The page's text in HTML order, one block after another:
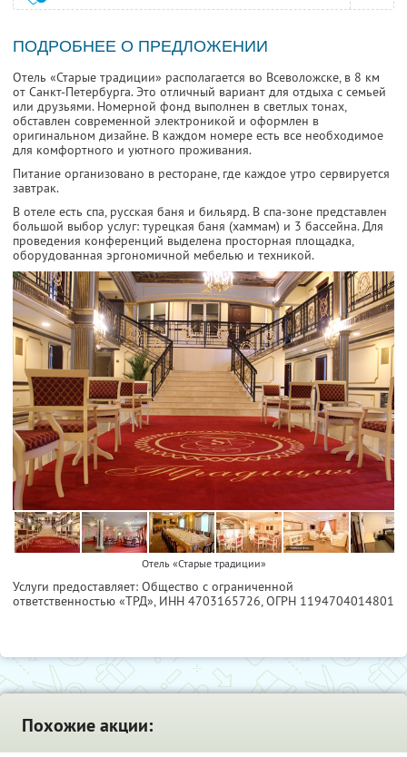
ПОДРОБНЕЕ О ПРЕДЛОЖЕНИИ
Отель «Старые традиции» располагается во Всеволожске, в 8 км
от Санкт-Петербурга. Это отличный вариант для отдыха с семьей
или друзьями. Номерной фонд выполнен в светлых тонах,
обставлен современной электроникой и оформлен в
оригинальном дизайне. В каждом номере есть все необходимое
для комфортного и уютного проживания.
Питание организовано в ресторане, где каждое утро сервируется
завтрак.
В отеле есть спа, русская баня и бильярд. В спа-зоне представлен
большой выбор услуг: турецкая баня (хаммам) и 3 бассейна. Для
проведения конференций выделена просторная площадка,
оборудованная эргономичной мебелью и техникой.
Отель «Старые традиции»
Услуги предоставляет: Общество с ограниченной
ответственностью «ТРД», ИНН 4703165726, ОГРН 1194704014801
Похожие акции: